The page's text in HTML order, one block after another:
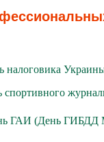
налоговика
ГАИ (День